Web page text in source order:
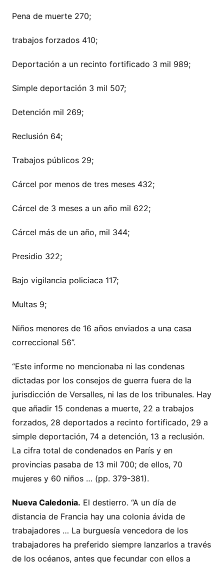
Pena de muerte 270;
trabajos forzados 410;
Deportación a un recinto fortificado 3 mil 989;
Simple deportación 3 mil 507;
Detención mil 269;
Reclusión 64;
Trabajos públicos 29;
Cárcel por menos de tres meses 432;
Cárcel de 3 meses a un año mil 622;
Cárcel más de un año, mil 344;
Presidio 322;
Bajo vigilancia policiaca 117;
Multas 9;
Niños menores de 16 años enviados a una casa
correccional 56”.
“Este informe no mencionaba ni las condenas
dictadas por los consejos de guerra fuera de la
jurisdicción de Versalles, ni las de los tribunales. Hay
que añadir 15 condenas a muerte, 22 a trabajos
forzados, 28 deportados a recinto fortificado, 29 a
simple deportación, 74 a detención, 13 a reclusión.
La cifra total de condenados en París y en
provincias pasaba de 13 mil 700; de ellos, 70
mujeres y 60 niños … (pp. 379-381).
Nueva Caledonia. El destierro. “A un día de
distancia de Francia hay una colonia ávida de
trabajadores … La burguesía vencedora de los
trabajadores ha preferido siempre lanzarlos a través
de los océanos, antes que fecundar con ellos a